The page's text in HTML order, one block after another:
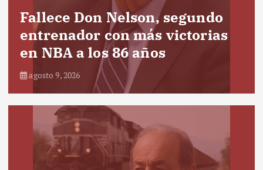
Fallece Don Nelson, segundo
entrenador con más victorias
en NBA a los 86 años
agosto 9, 2026